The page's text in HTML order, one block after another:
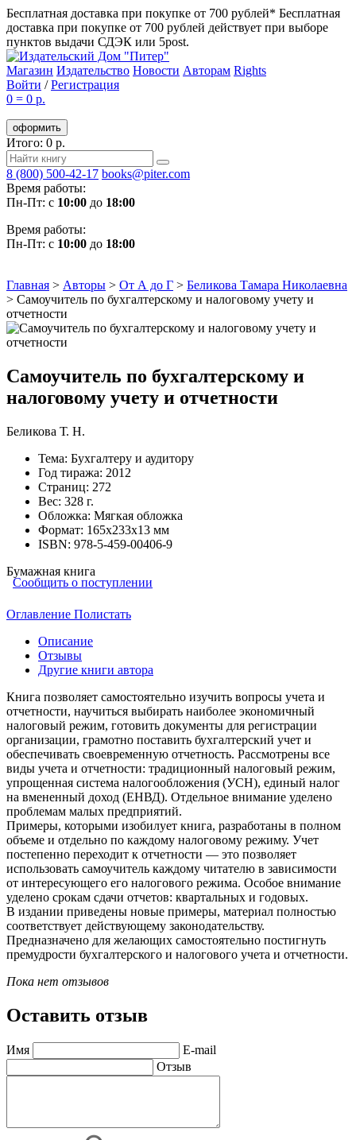
Бесплатная доставка при покупке от 700 рублей* Бесплатная
доставка при покупке от 700 рублей действует при выборе
пунктов выдачи СДЭК или 5post.
Магазин Издательство Новости Авторам Rights
Войти /Регистрация
0 = 0 р.
оформить
Итого: 0 р.
8 (800) 500-42-17 books@piter.com
Время работы:
Пн-Пт: с 10:00 до 18:00
Время работы:
Пн-Пт: с 10:00 до 18:00
Главная > Авторы > От А до Г > Беликова Тамара Николаевна
> Самоучитель по бухгалтерскому и налоговому учету и
отчетности
Самоучитель по бухгалтерскому и
налоговому учету и отчетности
Беликова Т. Н.
Тема: Бухгалтеру и аудитору
Год тиража: 2012
Страниц: 272
Вес: 328 г.
Обложка: Мягкая обложка
Формат: 165х233х13 мм
ISBN: 978-5-459-00406-9
Бумажная книга
Сообщить о поступлении
Оглавление Полистать
Описание
Отзывы
Другие книги автора
Книга позволяет самостоятельно изучить вопросы учета и
отчетности, научиться выбирать наиболее экономичный
налоговый режим, готовить документы для регистрации
организации, грамотно поставить бухгалтерский учет и
обеспечивать своевременную отчетность. Рассмотрены все
виды учета и отчетности: традиционный налоговый режим,
упрощенная система налогообложения (УСН), единый налог
на вмененный доход (ЕНВД). Отдельное внимание уделено
проблемам малых предприятий.
Примеры, которыми изобилует книга, разработаны в полном
объеме и отдельно по каждому налоговому режиму. Учет
постепенно переходит к отчетности — это позволяет
использовать самоучитель каждому читателю в зависимости
от интересующего его налогового режима. Особое внимание
уделено срокам сдачи отчетов: квартальных и годовых.
В издании приведены новые примеры, материал полностью
соответствует действующему законодательству.
Предназначено для желающих самостоятельно постигнуть
премудрости бухгалтерского и налогового учета и отчетности.
Пока нет отзывов
Оставить отзыв
Имя
E-mail
Отзыв